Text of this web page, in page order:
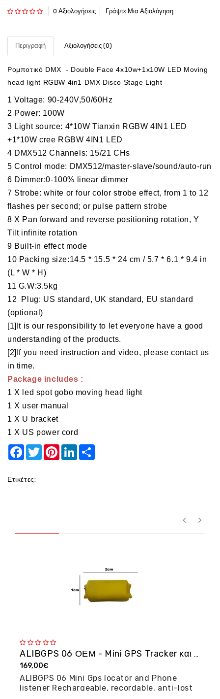
0 Αξιολογήσεις Γράψτε Μια Αξιολόγηση
Περιγραφή Αξιολογήσεις (0)
Ρομποτικό DMX - Double Face 4x10w+1x10W LED Moving
head light RGBW 4in1 DMX Disco Stage Light
1 Voltage: 90-240V,50/60Hz
2 Power: 100W
3 Light source: 4*10W Tianxin RGBW 4IN1 LED
+1*10W cree RGBW 4IN1 LED
4 DMX512 Channels: 15/21 CHs
5 Control mode: DMX512/master-slave/sound/auto-run
6 Dimmer:0-100% linear dimmer
7 Strobe: white or four color strobe effect, from 1 to 12
flashes per second; or pulse pattern strobe
8 X Pan forward and reverse positioning rotation, Y
Tilt infinite rotation
9 Built-in effect mode
10 Packing size:14.5 * 15.5 * 24 cm / 5.7 * 6.1 * 9.4 in
(L * W * H)
11 G.W:3.5kg
12
Plug: US standard, UK standard, EU standard
(optional)
[1]It is our responsibility to let everyone have a good
understanding of the products.
[2]If you need instruction and video, please contact us
in time.
Package includes :
1 X led spot gobo moving head light
1 X user manual
1 X U bracket
1 X US power cord
Facebook
TwitterPinterestLinkedIn
Ετικέτες:
ALIBGPS 06 ΟΕΜ - Mini GPS Tracker και φω�...
169,00€
ALIBGPS 06 Mini Gps locator and Phone
listener Rechargeable, recordable, anti-lost